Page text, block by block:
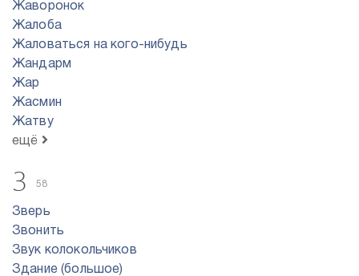
Жаворонок
Жалоба
Жаловаться на кого-нибудь
Жандарм
Жар
Жасмин
Жатву
ещё
З 58
Зверь
Звонить
Звук колокольчиков
Здание (большое)